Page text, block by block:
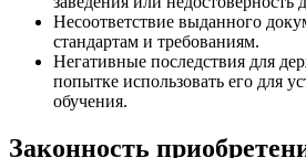
Несоответствие выданного
стандартам и требованиям.
Негативные последствия для
попытке использовать его для
обучения.
Законность